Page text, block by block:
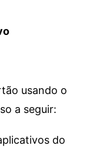
usando o
a seguir:
do